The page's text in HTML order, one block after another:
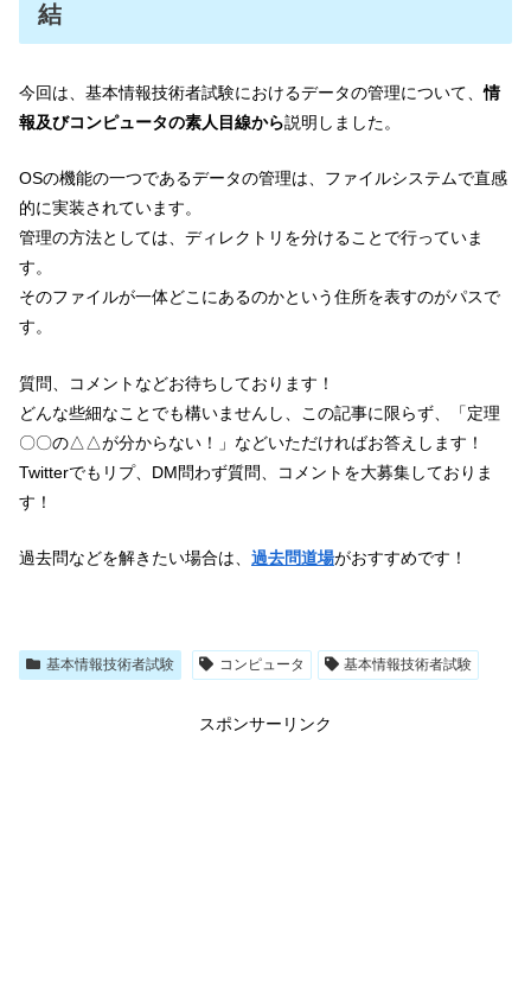
結
今回は、基本情報技術者試験におけるデータの管理について、情
報及びコンピュータの素人目線から説明しました。
OSの機能の一つであるデータの管理は、ファイルシステムで直感
的に実装されています。
管理の方法としては、ディレクトリを分けることで行っていま
す。
そのファイルが一体どこにあるのかという住所を表すのがパスで
す。
質問、コメントなどお待ちしております！
どんな些細なことでも構いませんし、この記事に限らず、「定理
〇〇の△△が分からない！」などいただければお答えします！
Twitterでもリプ、DM問わず質問、コメントを大募集しておりま
す！
過去問などを解きたい場合は、 過去問道場がおすすめです！
基本情報技術者試験 コンピュータ 基本情報技術者試験
スポンサーリンク